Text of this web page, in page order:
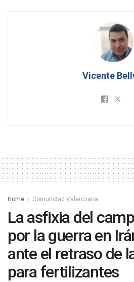
Vicente
Home Comunidad Valenciana
La asfixia del
por la guerra en
ante el retraso de
para fertilizantes